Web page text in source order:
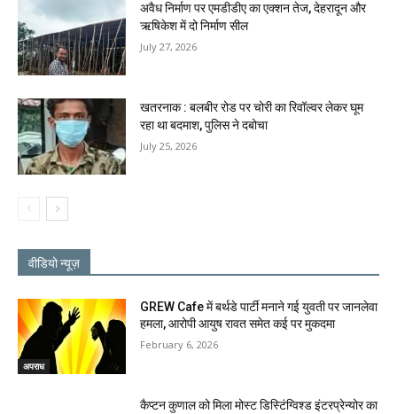
अवैध निर्माण पर एमडीडीए का एक्शन तेज, देहरादून और
ऋषिकेश में दो निर्माण सील
July 27, 2026
खतरनाक : बलबीर रोड पर चोरी का रिवॉल्वर लेकर घूम
रहा था बदमाश, पुलिस ने दबोचा
July 25, 2026
वीडियो न्यूज़
अपराध
GREW Cafe में बर्थडे पार्टी मनाने गई युवती पर जानलेवा
हमला, आरोपी आयुष रावत समेत कई पर मुकदमा
February 6, 2026
कैप्टन कुणाल को मिला मोस्ट डिस्टिंग्विश्ड इंटरप्रेन्योर का